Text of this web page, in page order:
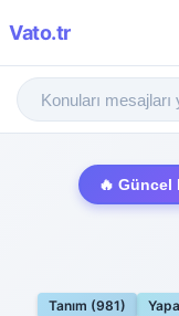
Vato.tr
🔥 Güncel
Tanım (981)